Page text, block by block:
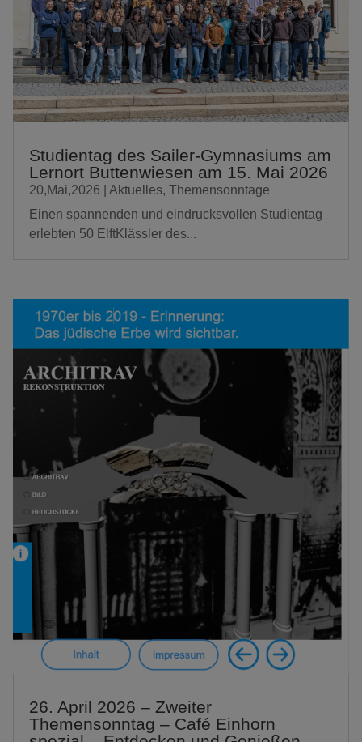
Studientag des Sailer-Gymnasiums am
Lernort Buttenwiesen am 15. Mai 2026
20,Mai,2026 Aktuelles, Themensonntage
Einen spannenden und eindrucksvollen Studientag
erlebten 50 ElftKlässler des...
26. April 2026 – Zweiter
Themensonntag – Café Einhorn